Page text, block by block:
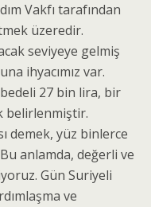
Vakfı tarafından
üzeredir.
seviyeye gelmiş
ihyacımız var.
bedeli 27 bin lira, bir
belirlenmiştir.
demek, yüz binlerce
anlamda, değerli ve
Gün Suriyeli
ve